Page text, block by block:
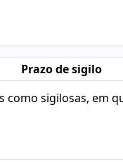
Prazo de sigilo
sigilosas, em